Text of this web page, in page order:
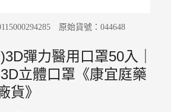
原始貨號：044648
彈力醫用口罩50入｜
立體口罩《康宜庭藥
貨》